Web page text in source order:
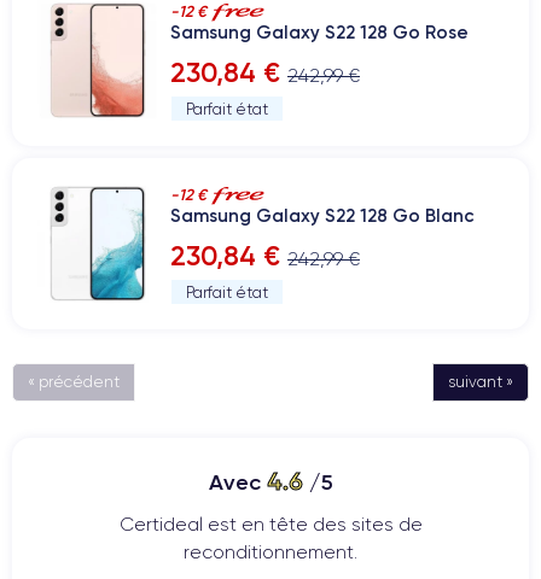
-12 €
Samsung Galaxy S22 128 Go Rose
230,84 € 242,99 €
Parfait état
-12 €
Samsung Galaxy S22 128 Go Blanc
230,84 € 242,99 €
Parfait état
« précédent suivant »
Avec 4.6/5
Certideal est en tête des sites de
reconditionnement.